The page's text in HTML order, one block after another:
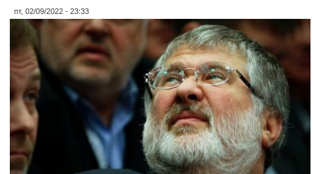
пт, 02/09/2022 - 23:33